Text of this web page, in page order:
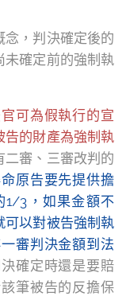
念，判決確定後的
未確定前的強制執
可為假執行的宣
告的財產為強制執
二審、三審改判的
原告要先提供擔
1/3，如果金額不
可以對被告強制執
審判決金額到法
決確定時還是要賠
筆被告的反擔保